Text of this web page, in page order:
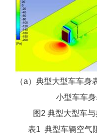
（a）典型大型车车
小型车车
图2 典型大型车
表1 典型车辆空气